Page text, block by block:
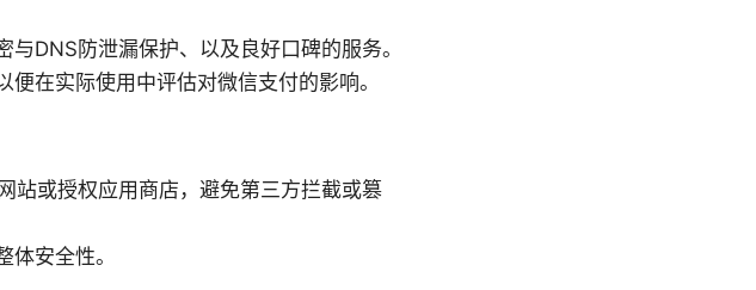
DNS防泄漏保护、以及良好口碑的服务。
在实际使用中评估对微信支付的影响。
站或授权应用商店，避免第三方拦截或篡
安全性。